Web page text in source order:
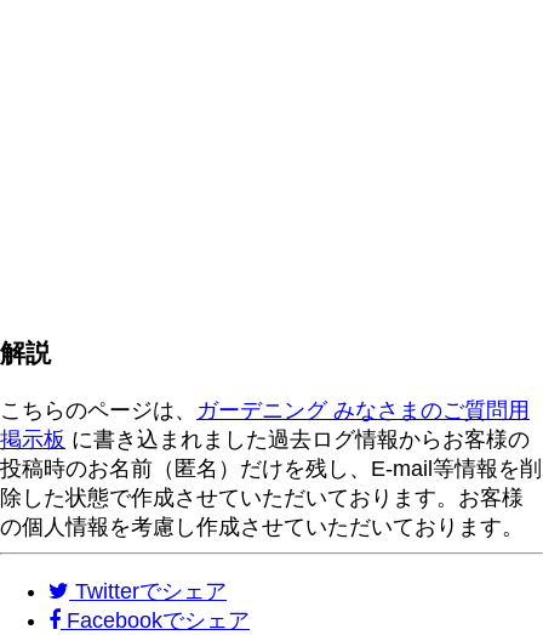
解説
こちらのページは、 ガーデニング みなさまのご質問用
掲示板 に書き込まれました過去ログ情報からお客様の
投稿時のお名前（匿名）だけを残し、E-mail等情報を削
除した状態で作成させていただいております。お客様
の個人情報を考慮し作成させていただいております。
Twitterでシェア
Facebookでシェア